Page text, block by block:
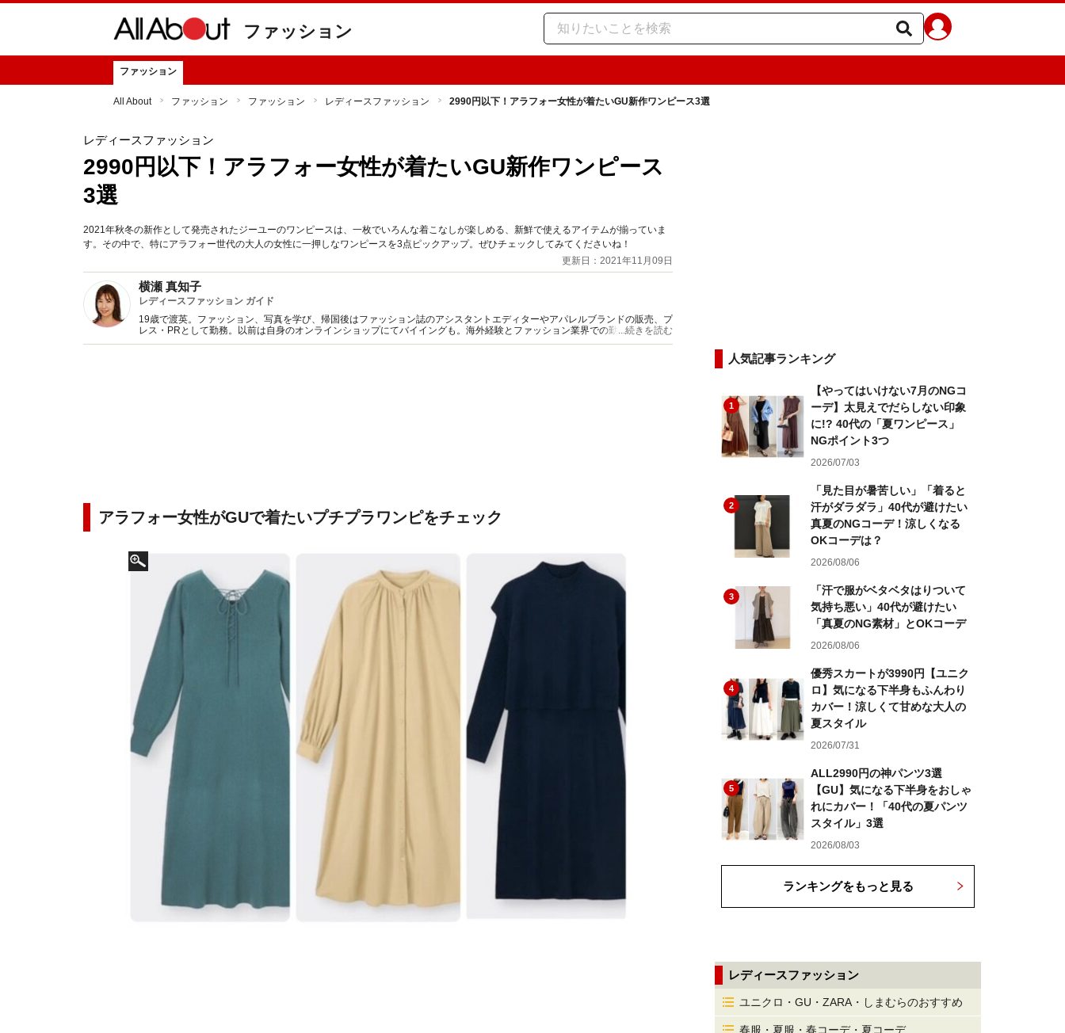
ファッション
ファッション
All About ファッション ファッション レディースファッション 2990円以下！アラフォー女性が着たいGU新作ワンピース3選
レディースファッション
2990円以下！アラフォー女性が着たいGU新作ワンピース
3選
2021年秋冬の新作として発売されたジーユーのワンピースは、一枚でいろんな着こなしが楽しめる、新鮮で使えるアイテムが揃っていま
す。その中で、特にアラフォー世代の大人の女性に一押しなワンピースを3点ピックアップ。ぜひチェックしてみてくださいね！
更新日：2021年11月09日
横瀬 真知子
レディースファッション ガイド
19歳で渡英。ファッション、写真を学び、帰国後はファッション誌のアシスタントエディターやアパレルブランドの販売、プ
レス・PRとして勤務。以前は自身のオンラインショップにてバイイングも。海外経験とファッション業界での勤務経験から
得た知識をもとに、フレッシュなファッション情報をご提供します。
...続きを読む
アラフォー女性がGUで着たいプチプラワンピをチェック
人気記事ランキング
1
【やってはいけない7月のNGコ
ーデ】太見えでだらしない印象
に!? 40代の「夏ワンピース」
NGポイント3つ
2026/07/03
2
「見た目が暑苦しい」「着ると
汗がダラダラ」40代が避けたい
真夏のNGコーデ！涼しくなる
OKコーデは？
2026/08/06
3
「汗で服がベタベタはりついて
気持ち悪い」40代が避けたい
「真夏のNG素材」とOKコーデ
2026/08/06
4
優秀スカートが3990円【ユニク
ロ】気になる下半身もふんわり
カバー！涼しくて甘めな大人の
夏スタイル
2026/07/31
5
ALL2990円の神パンツ3選
【GU】気になる下半身をおしゃ
れにカバー！「40代の夏パンツ
スタイル」3選
2026/08/03
ランキングをもっと見る
レディースファッション
ユニクロ・GU・ZARA・しまむらのおすすめ
春服・夏服・春コーデ・夏コーデ